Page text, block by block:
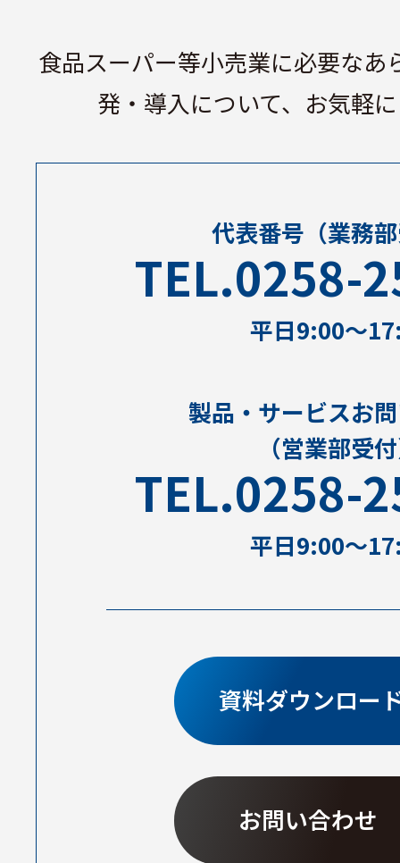
⾷品スーパー等⼩売業に必要なあ
発・導⼊について、お気軽
代表番号 （業務
TEL.0258-
平⽇9:00〜
製品・サービスお
（営業部受
TEL.0258-
平⽇9:00〜
資料ダウンロー
お問い合わせ